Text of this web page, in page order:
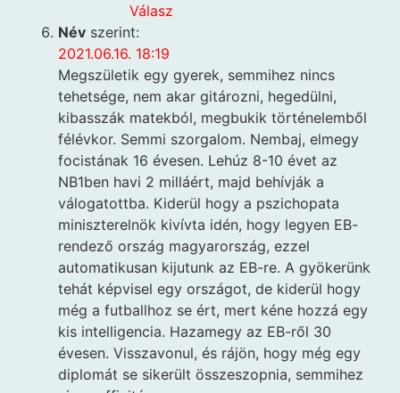
Válasz
Név szerint:
2021.06.16. 18:19
Megszületik egy gyerek, semmihez nincs
tehetsége, nem akar gitározni, hegedülni,
kibasszák matekból, megbukik történelemből
félévkor. Semmi szorgalom. Nembaj, elmegy
focistának 16 évesen. Lehúz 8-10 évet az
NB1ben havi 2 milláért, majd behívják a
válogatottba. Kiderül hogy a pszichopata
miniszterelnök kivívta idén, hogy legyen EB-
rendező ország magyarország, ezzel
automatikusan kijutunk az EB-re. A gyökerünk
tehát képvisel egy országot, de kiderül hogy
még a futballhoz se ért, mert kéne hozzá egy
kis intelligencia. Hazamegy az EB-ről 30
évesen. Visszavonul, és rájön, hogy még egy
diplomát se sikerült összeszopnia, semmihez